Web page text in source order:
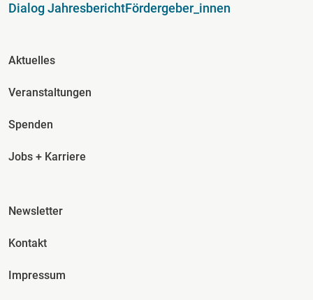
Dialog JahresberichtFördergeber_innen
Fusszeile Spalte 2
Aktuelles
Veranstaltungen
Spenden
Jobs + Karriere
Fusszeile Spalte 3
Newsletter
Kontakt
Impressum